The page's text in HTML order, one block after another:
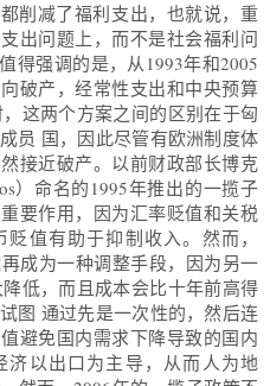
削减了福利支出，也就说，重
出问题上，而不是社会福利问
得强调的是，从1993年和2005
破产，经常性支出和中央预算
这两个方案之间的区别在于匈
员 国，因此尽管有欧洲制度体
接近破产。以前财政部长博克
）命名的1995年推出的一揽子
要作用，因为汇率贬值和关税
值有助于抑制收入。然而，
成为一种调整手段，因为另一
低，而且成本会比十年前高得
图 通过先是一次性的，然后连
避免国内需求下降导致的国内
济以出口为主导，从而人为地